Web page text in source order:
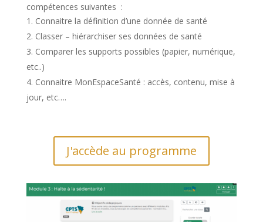
compétences suivantes :
Connaitre la définition d’une donnée de santé
Classer – hiérarchiser ses données de santé
Comparer les supports possibles (papier, numérique,
etc..)
Connaitre MonEspaceSanté : accès, contenu, mise à
jour, etc….
J'accède au programme